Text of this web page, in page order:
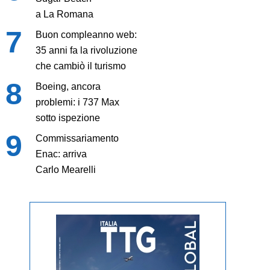
a La Romana
Buon compleanno web:
35 anni fa la rivoluzione
che cambiò il turismo
Boeing, ancora
problemi: i 737 Max
sotto ispezione
Commissariamento
Enac: arriva
Carlo Mearelli